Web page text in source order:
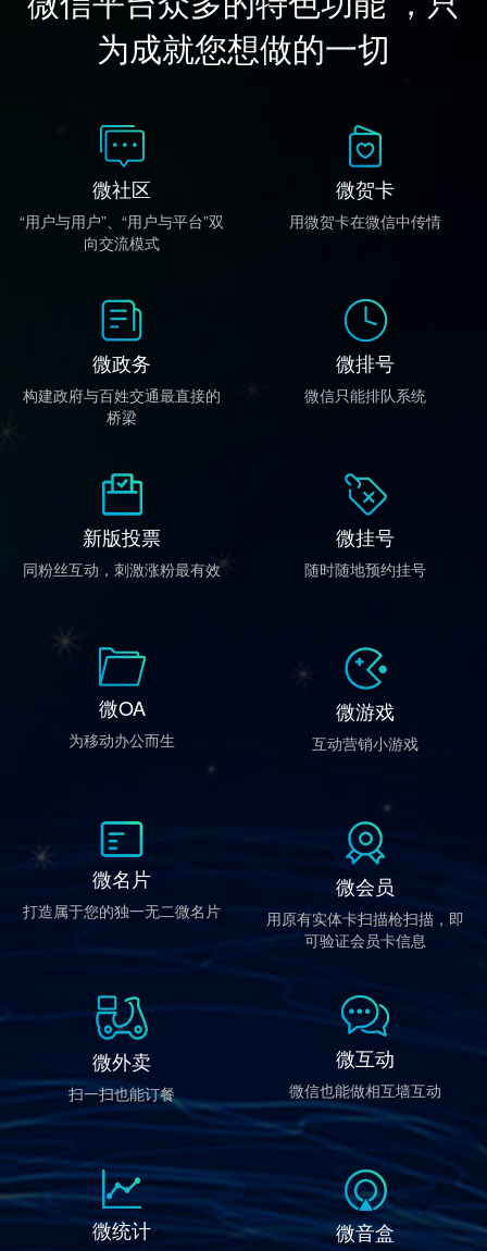
为成就您想做的一切
微社区
“用户与用户”、“用户与平台”双
向交流模式
微贺卡
用微贺卡在微信中传情
微政务
构建政府与百姓交通最直接的
桥梁
微排号
微信只能排队系统
新版投票
同粉丝互动，刺激涨粉最有效
微挂号
随时随地预约挂号
微OA
为移动办公而生
微游戏
互动营销小游戏
微名片
打造属于您的独一无二微名片
微会员
用原有实体卡扫描枪扫描，即
可验证会员卡信息
微外卖
扫一扫也能订餐
微互动
微信也能做相互墙互动
微统计 微音盒